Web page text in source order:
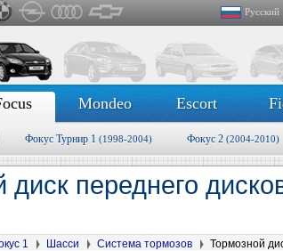
Русский
Mondeo Escort
Фокус Турнир 1 (1998-2004) Фокус 2 (2004-2010)
диск переднего
1 Шасси Система тормозов Тормозной